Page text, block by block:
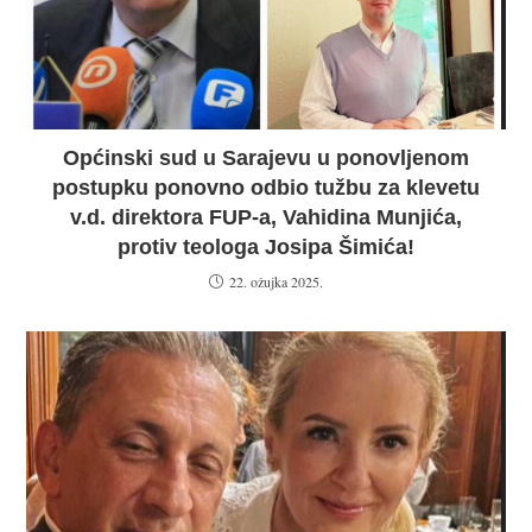
Općinski sud u Sarajevu u ponovljenom
postupku ponovno odbio tužbu za klevetu
v.d. direktora FUP-a, Vahidina Munjića,
protiv teologa Josipa Šimića!
22. ožujka 2025.